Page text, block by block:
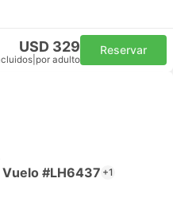
USD 329
por adulto
Reservar
#LH6437 +1